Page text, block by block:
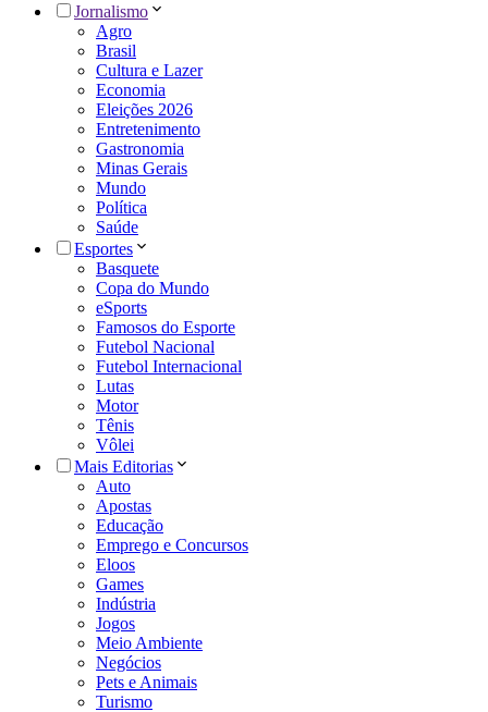
Jornalismo
Agro
Brasil
Cultura e Lazer
Economia
Eleições 2026
Entretenimento
Gastronomia
Minas Gerais
Mundo
Política
Saúde
Esportes
Basquete
Copa do Mundo
eSports
Famosos do Esporte
Futebol Nacional
Futebol Internacional
Lutas
Motor
Tênis
Vôlei
Mais Editorias
Auto
Apostas
Educação
Emprego e Concursos
Eloos
Games
Indústria
Jogos
Meio Ambiente
Negócios
Pets e Animais
Turismo